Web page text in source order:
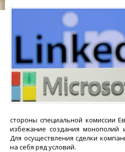
стороны специальной комиссии
избежание создания монополий
Для осуществления сделки
на себя ряд условий.